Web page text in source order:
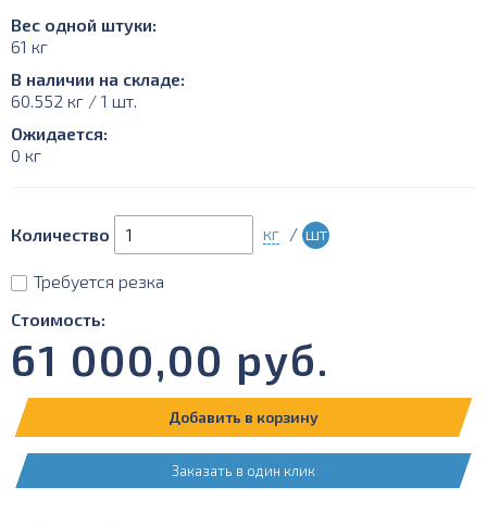
Вес одной штуки:
61 кг
В наличии на складе:
60.552 кг / 1 шт.
Ожидается:
0 кг
Количество кг / шт
Требуется резка
Стоимость:
61 000,00 руб.
Добавить в корзину
Заказать в один клик